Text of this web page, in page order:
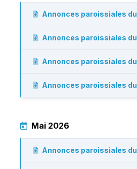
Annonces paroissiales du
Annonces paroissiales du
Annonces paroissiales du
Annonces paroissiales du
Mai 2026
Annonces paroissiales du